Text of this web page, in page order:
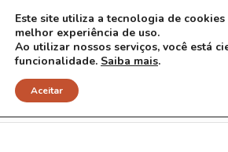
Arquivo para Tag:
Este site utiliza a tecnologia de
melhor experiência de uso.
Ao utilizar nossos serviços, você está
funcionalidade. Saiba mais.
Aceitar